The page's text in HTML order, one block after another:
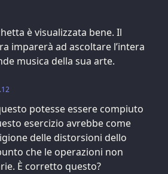
è visualizzata bene. Il
imparerà ad ascoltare l’intera
musica della sua arte.
potesse essere compiuto
esercizio avrebbe come
delle distorsioni dello
che le operazioni non
È corretto questo?